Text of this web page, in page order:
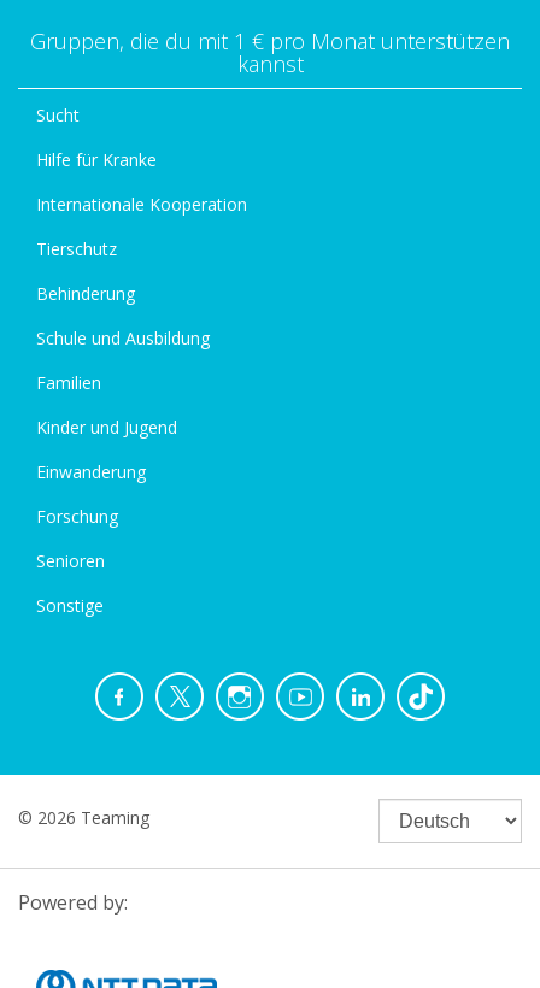
Gruppen, die du mit 1 € pro Monat unterstützen
kannst
Sucht
Hilfe für Kranke
Internationale Kooperation
Tierschutz
Behinderung
Schule und Ausbildung
Familien
Kinder und Jugend
Einwanderung
Forschung
Senioren
Sonstige
© 2026 Teaming
Powered by: